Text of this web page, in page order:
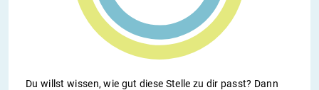
Du willst wissen, wie gut diese Stelle zu dir passt? Dann